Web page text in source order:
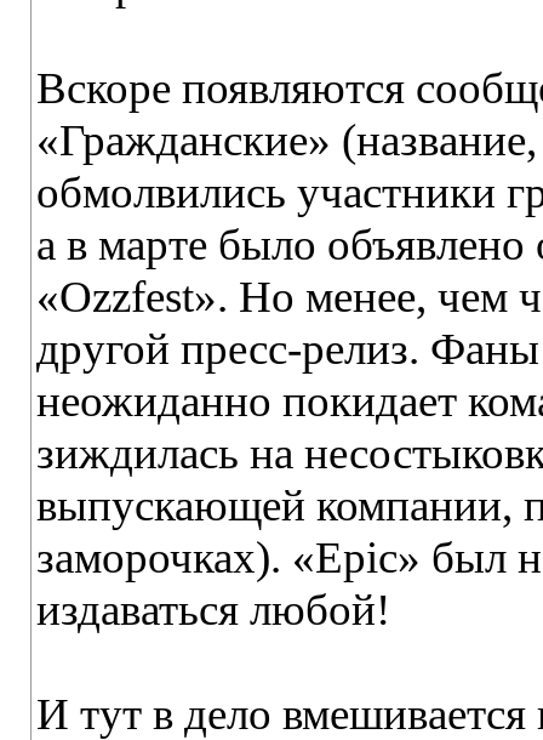
Вскоре появляются
«Гражданские»
обмолвились участники
а в марте было
«Ozzfest». Но менее, чем
другой пресс-релиз.
неожиданно покидает
зиждилась на
выпускающей компании,
заморочках). «Epic» был
издаваться любой!
И тут в дело вмешивается